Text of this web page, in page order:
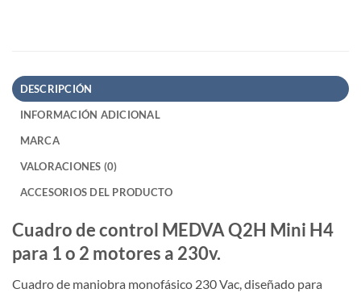
DESCRIPCIÓN
INFORMACIÓN ADICIONAL
MARCA
VALORACIONES (0)
ACCESORIOS DEL PRODUCTO
Cuadro de control MEDVA Q2H Mini H4
para 1 o 2 motores a 230v.
Cuadro de maniobra monofásico 230 Vac, diseñado para